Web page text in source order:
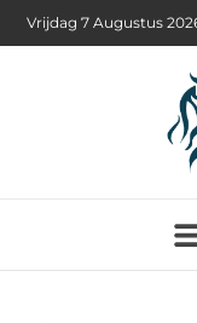
Vrijdag 7 Augustus